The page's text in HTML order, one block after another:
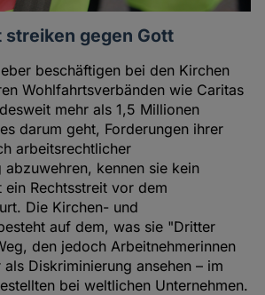
streiken gegen Gott
beschäftigen bei den Kirchen
Wohlfahrtsverbänden wie Caritas
mehr als 1,5 Millionen
darum geht, Forderungen ihrer
arbeitsrechtlicher
abzuwehren, kennen sie kein
ein Rechtsstreit vor dem
Die Kirchen- und
auf dem, was sie "Dritter
den jedoch Arbeitnehmerinnen
Diskriminierung ansehen – im
bei weltlichen Unternehmen.